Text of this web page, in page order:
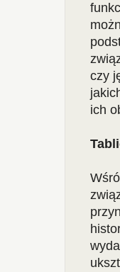
czy
ich